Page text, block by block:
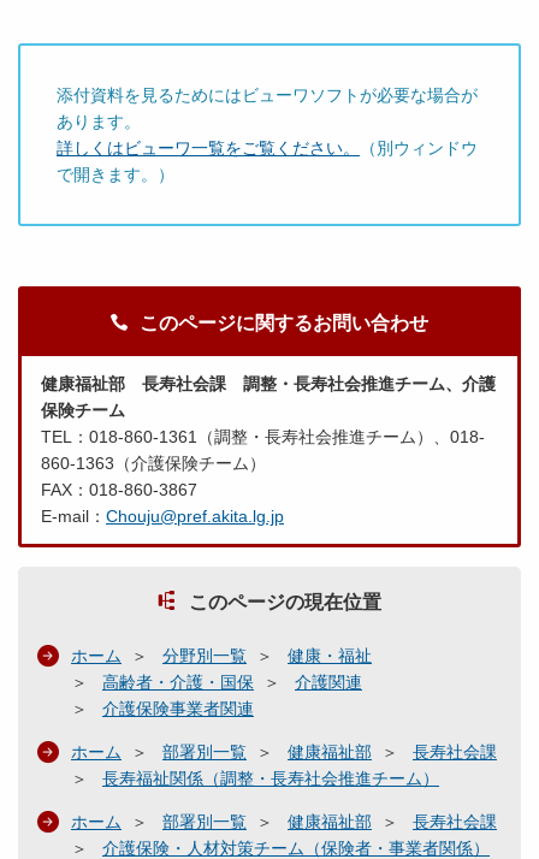
添付資料を見るためにはビューワソフトが必要な場合が
あります。
詳しくはビューワ一覧をご覧ください。
（別ウィンドウ
で開きます。）
このページに関するお問い合わせ
健康福祉部 長寿社会課 調整・長寿社会推進チーム、介護
保険チーム
TEL：018-860-1361（調整・長寿社会推進チーム）、018-
860-1363（介護保険チーム）
FAX：018-860-3867
E-mail： Chouju@pref.akita.lg.jp
このページの現在位置
ホーム 分野別一覧
健康・福祉
高齢者・介護・国保
介護関連
介護保険事業者関連
ホーム 部署別一覧 健康福祉部
長寿社会課
長寿福祉関係（調整・長寿社会推進チーム）
ホーム 部署別一覧 健康福祉部
長寿社会課
介護保険・人材対策チーム（保険者・事業者関係）